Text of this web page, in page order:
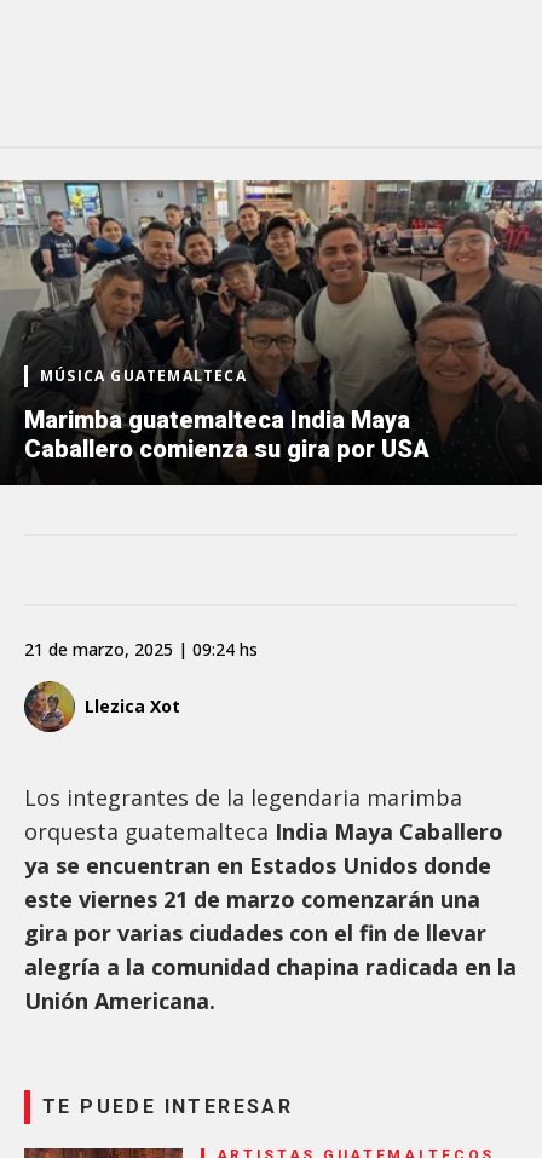
MÚSICA GUATEMALTECA
Marimba guatemalteca India Maya
Caballero comienza su gira por USA
Llezica Xot
21 de marzo, 2025 | 09:24 hs
Los integrantes de la legendaria marimba
orquesta guatemalteca India Maya Caballero
ya se encuentran en Estados Unidos donde
este viernes 21 de marzo comenzarán una
gira por varias ciudades con el fin de llevar
alegría a la comunidad chapina radicada en la
Unión Americana.
TE PUEDE INTERESAR